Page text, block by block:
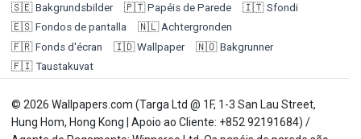
🇸🇪 Bakgrundsbilder 🇵🇹 Papéis de Parede 🇮🇹 Sfondi
🇪🇸 Fondos de pantalla 🇳🇱 Achtergronden
🇫🇷 Fonds d'écran 🇮🇩 Wallpaper 🇳🇴 Bakgrunner
🇫🇮 Taustakuvat
© 2026 Wallpapers.com (Targa Ltd @ 1F, 1-3 San Lau Street,
Hung Hom, Hong Kong | Apoio ao Cliente: +852 92191684) /